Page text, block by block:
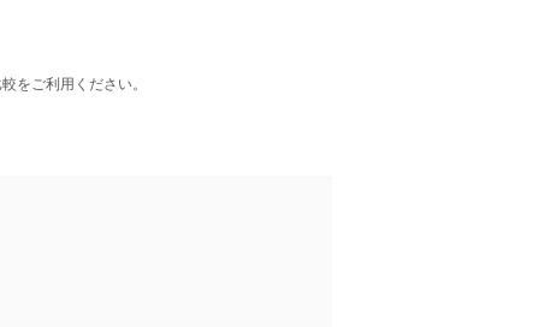
をご利用ください。